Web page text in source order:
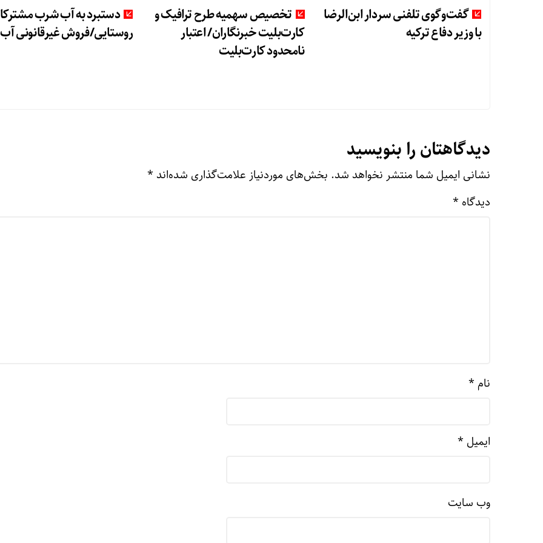
گفت‌وگوی تلفنی سردار ابن‌الرضا
با وزیر دفاع ترکیه
تخصیص سهمیه طرح ترافیک و
کارت‌بلیت خبرنگاران/ اعتبار
نامحدود کارت‌بلیت
دستبرد به آب شرب
روستایی/فروش غیرقانونی
دیدگاهتان را بنویسید
نشانی ایمیل شما منتشر نخواهد شد. بخش‌های موردنیاز علامت‌گذاری شده‌اند *
دیدگاه *
نام *
ایمیل *
وب‌ سایت